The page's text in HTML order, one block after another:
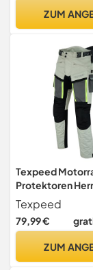
ZUM
Texpeed
Protektoren
Wasserdicht
Motorrad Bikerin
Rüstung (EN
Weiß/Beige -
Texpeed
79,99 €
ZUM